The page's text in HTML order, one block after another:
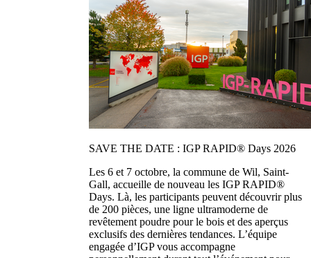
SAVE THE DATE : IGP RAPID® Days 2026
Les 6 et 7 octobre, la commune de Wil, Saint-
Gall, accueille de nouveau les IGP RAPID®
Days. Là, les participants peuvent découvrir plus
de 200 pièces, une ligne ultramoderne de
revêtement poudre pour le bois et des aperçus
exclusifs des dernières tendances. L’équipe
engagée d’IGP vous accompagne